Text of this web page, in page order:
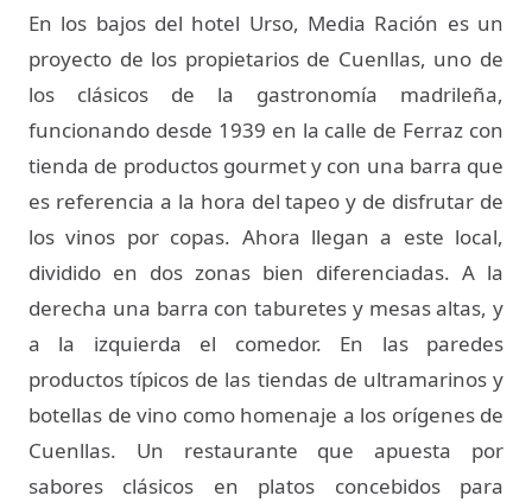
En los bajos del hotel Urso, Media Ración es un
proyecto de los propietarios de Cuenllas, uno de
los clásicos de la gastronomía madrileña,
funcionando desde 1939 en la calle de Ferraz con
tienda de productos gourmet y con una barra que
es referencia a la hora del tapeo y de disfrutar de
los vinos por copas. Ahora llegan a este local,
dividido en dos zonas bien diferenciadas. A la
derecha una barra con taburetes y mesas altas, y
a la izquierda el comedor. En las paredes
productos típicos de las tiendas de ultramarinos y
botellas de vino como homenaje a los orígenes de
Cuenllas. Un restaurante que apuesta por
sabores clásicos en platos concebidos para